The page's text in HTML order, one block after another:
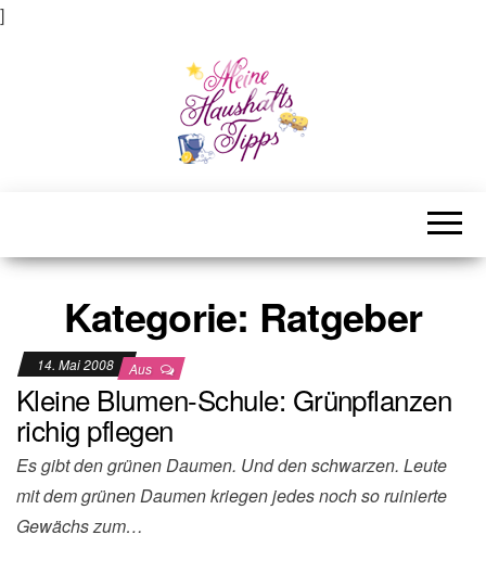
]
Kategorie: Ratgeber
14. Mai 2008 Aus
Kleine Blumen-Schule: Grünpflanzen
richig pflegen
Es gibt den grünen Daumen. Und den schwarzen. Leute
mit dem grünen Daumen kriegen jedes noch so ruinierte
Gewächs zum…